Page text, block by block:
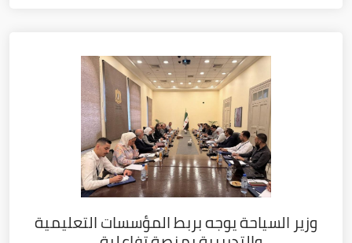
وزير السياحة يوجه بربط المؤسسات التعليمية